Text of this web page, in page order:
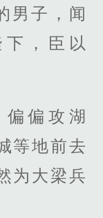
男子，闻
，臣以
偏攻湖
等地前去
为大梁兵